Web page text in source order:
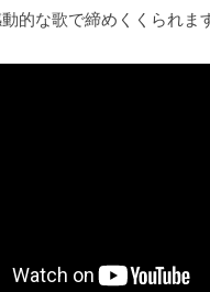
的な歌で締めくくられま